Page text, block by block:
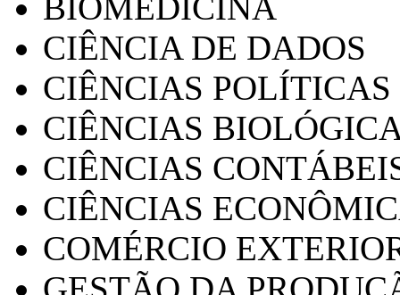
CIÊNCIA DE DADOS
CIÊNCIAS POLÍTICAS
CIÊNCIAS
CIÊNCIAS
CIÊNCIAS
COMÉRCIO